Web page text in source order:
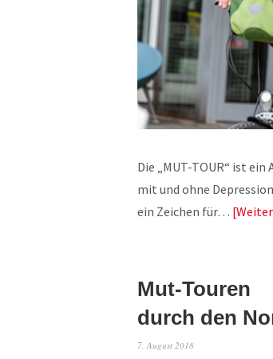
Die „MUT-TOUR“ ist
mit und ohne
ein Zeichen für…
Mut-Touren
durch den
7. August 2018